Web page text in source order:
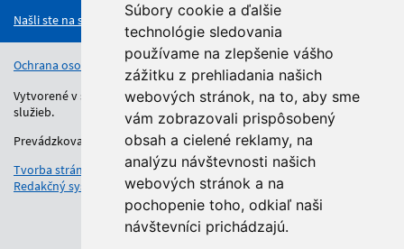
Súbory cookie a ďalšie
technológie sledovania
používame na zlepšenie vášho
zážitku z prehliadania našich
webových stránok, na to, aby sme
vám zobrazovali prispôsobený
obsah a cielené reklamy, na
analýzu návštevnosti našich
webových stránok a na
pochopenie toho, odkiaľ naši
návštevníci prichádzajú.
Našli ste na stránke chybu?
Ochrana osobných údajov Vyhlásenie o prístupnosti Kontakt
Vytvorené v súlade s Jednotným dizajn manuálom elektronických
služieb.
Prevádzkovateľom služby je Regionálny úrad školskej správy.
Tvorba stránok
: Aglo Solutions
Redakčný systém
: SysCom